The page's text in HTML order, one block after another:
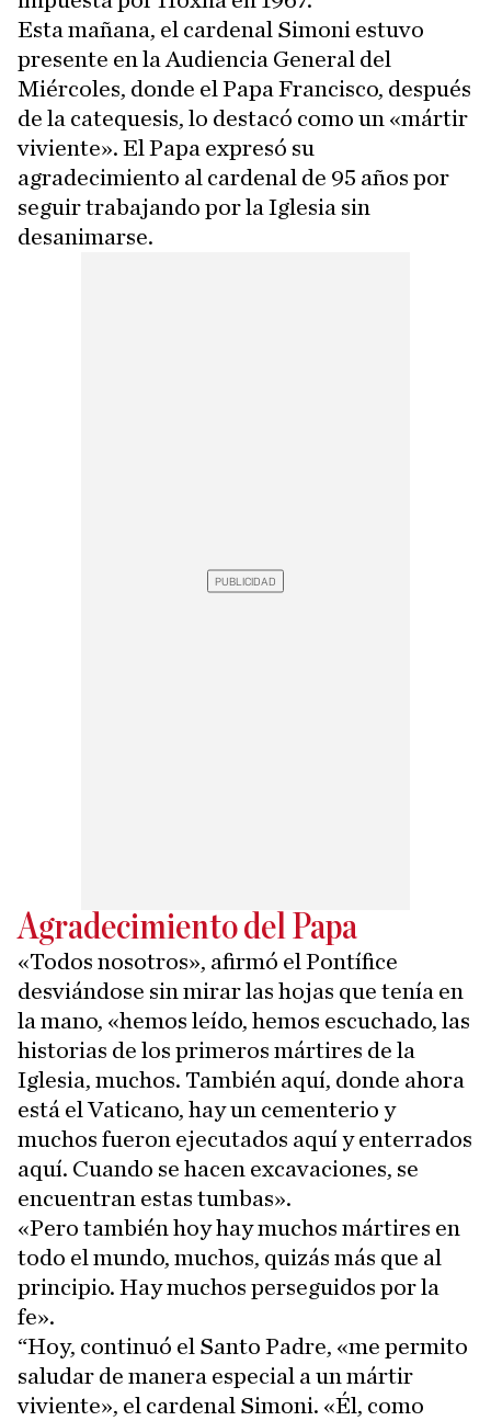
Esta mañana, el cardenal Simoni estuvo
presente en la Audiencia General del
Miércoles, donde el Papa Francisco, después
de la catequesis, lo destacó como un «mártir
viviente». El Papa expresó su
agradecimiento al cardenal de 95 años por
seguir trabajando por la Iglesia sin
desanimarse.
Agradecimiento del Papa
«Todos nosotros», afirmó el Pontífice
desviándose sin mirar las hojas que tenía en
la mano, «hemos leído, hemos escuchado, las
historias de los primeros mártires de la
Iglesia, muchos. También aquí, donde ahora
está el Vaticano, hay un cementerio y
muchos fueron ejecutados aquí y enterrados
aquí. Cuando se hacen excavaciones, se
encuentran estas tumbas».
«Pero también hoy hay muchos mártires en
todo el mundo, muchos, quizás más que al
principio. Hay muchos perseguidos por la
fe».
“Hoy, continuó el Santo Padre, «me permito
saludar de manera especial a un mártir
viviente», el cardenal Simoni. «Él, como